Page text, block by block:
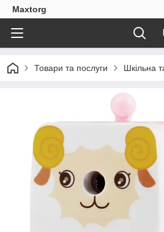
Maxtorg
Товари та послуги Шкільна